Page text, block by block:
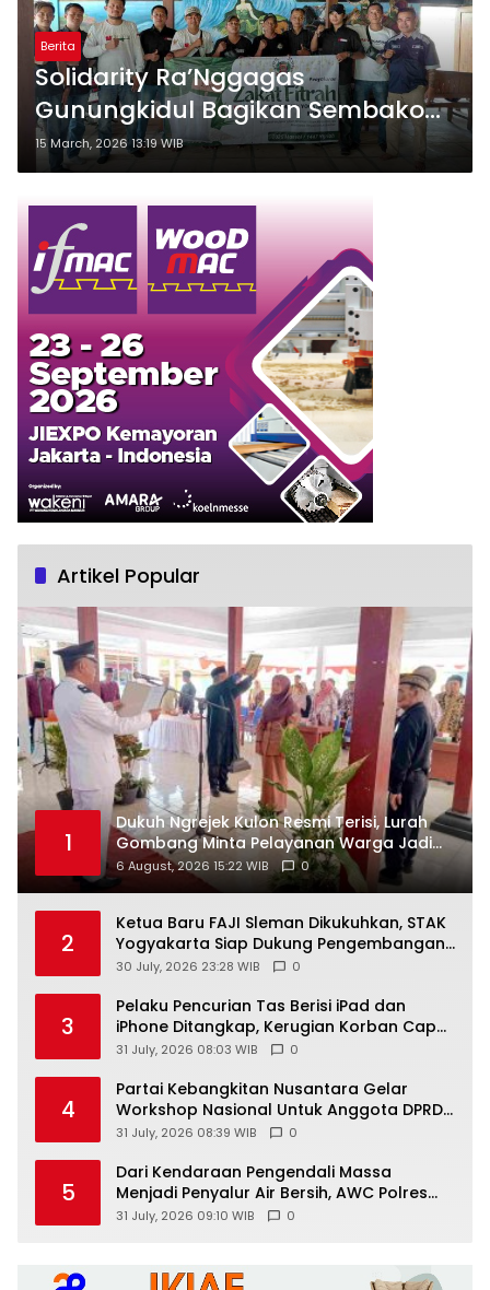
Berita
Solidarity Ra’Nggagas
Gunungkidul Bagikan Sembako
untuk Warga Pacarejo dan
Candirejo
15 March, 2026 13:19 WIB
Artikel Popular
1
Dukuh Ngrejek Kulon Resmi Terisi, Lurah
Gombang Minta Pelayanan Warga Jadi
Prioritas
6 August, 2026 15:22 WIB 0
2
Ketua Baru FAJI Sleman Dikukuhkan, STAK
Yogyakarta Siap Dukung Pengembangan
Arung Jeram DIY
30 July, 2026 23:28 WIB 0
3
Pelaku Pencurian Tas Berisi iPad dan
iPhone Ditangkap, Kerugian Korban Capai
Rp25 Juta
31 July, 2026 08:03 WIB 0
4
Partai Kebangkitan Nusantara Gelar
Workshop Nasional Untuk Anggota DPRD
Kabupaten/Kota di Yogyakarta
31 July, 2026 08:39 WIB 0
5
Dari Kendaraan Pengendali Massa
Menjadi Penyalur Air Bersih, AWC Polres
Gunungkidul Bantu Warga Kekeringan
31 July, 2026 09:10 WIB 0